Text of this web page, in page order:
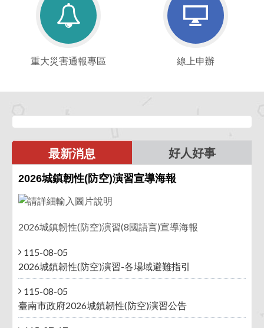
計
載
大
害
區
重大災害通報專區
上
辦
線上申辦
最新消息 好人好事
2026城鎮韌性(防空)演習宣導海報
2026城鎮韌性(防空)演習(8國語言)宣導海報
115-08-05
2026城鎮韌性(防空)演習-各場域避難指引
115-08-05
臺南市政府2026城鎮韌性(防空)演習公告